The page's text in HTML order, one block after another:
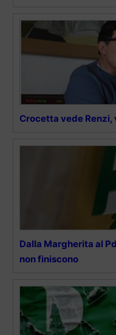
Crocetta vede
Dalla Margherita al
non finiscono